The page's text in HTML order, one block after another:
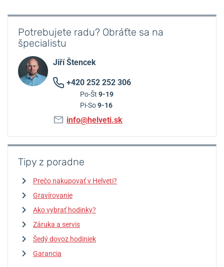
Potrebujete radu? Obráťte sa na
špecialistu
Jiří Štencek
+420 252 252 306
Po-Št 9-19
Pi-So9-16
info@helveti.sk
Tipy z poradne
Prečo nakupovať v Helveti?
Gravírovanie
Ako vybrať hodinky?
Záruka a servis
Šedý dovoz hodiniek
Garancia